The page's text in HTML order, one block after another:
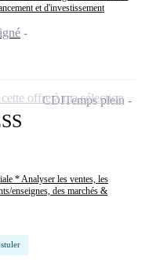
et d'investissement
* Analyser les ventes, les
enseignes, des marchés &
CDITemps plein
offre à ma sélection